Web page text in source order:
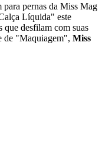
para pernas da Miss Mag
Líquida" este
que desfilam com suas
de "Maquiagem", Miss